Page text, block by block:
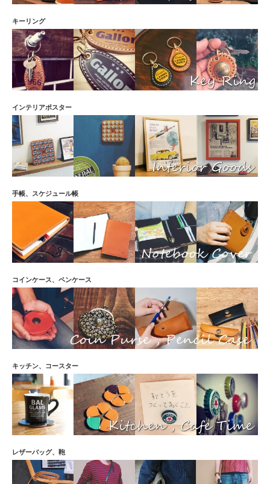
キーリング
インテリアポスター
手帳、スケジュール帳
コインケース、ペンケース
キッチン、コースター
レザーバッグ、鞄